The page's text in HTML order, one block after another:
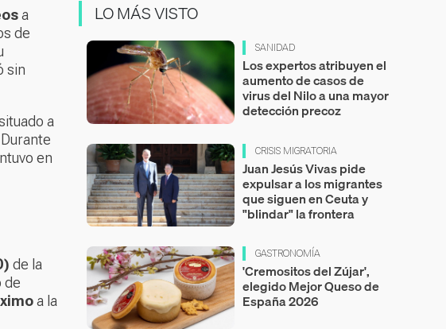
a
de
sin
a
en
de la
de
a la
LO MÁS VISTO
SANIDAD
Los expertos atribuyen el
aumento de casos de
virus del Nilo a una mayor
detección precoz
CRISIS MIGRATORIA
Juan Jesús Vivas pide
expulsar a los migrantes
que siguen en Ceuta y
"blindar" la frontera
GASTRONOMÍA
'Cremositos del Zújar',
elegido Mejor Queso de
España 2026